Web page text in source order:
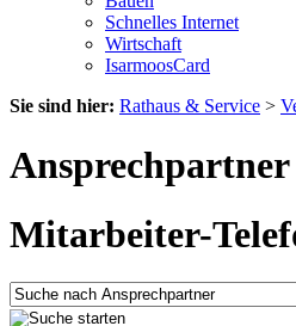
Schnelles Internet
Wirtschaft
IsarmoosCard
Sie sind hier: Rathaus & Service >
Ansprechpartner
Mitarbeiter-